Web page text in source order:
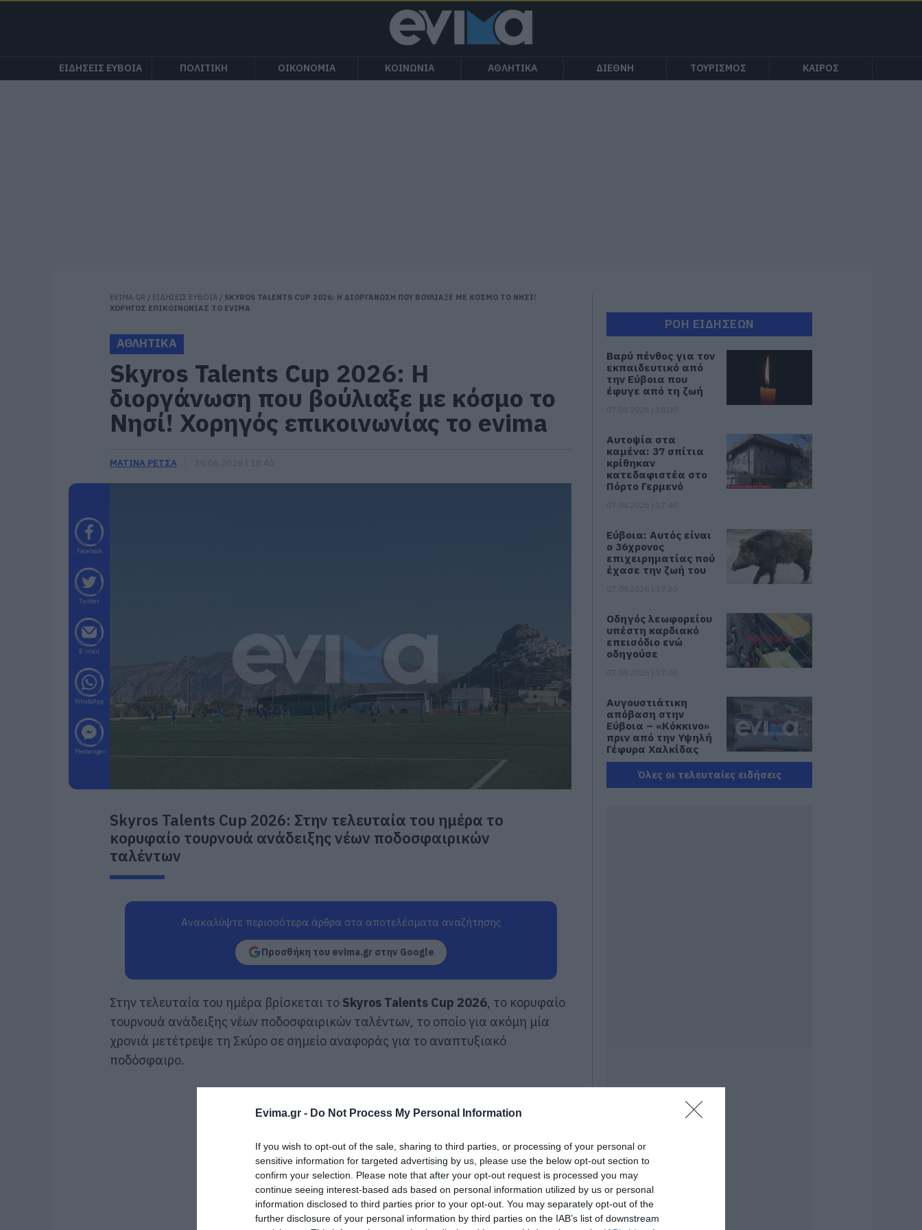
Evima.gr - Do Not Process My Personal Information
If you wish to opt-out of the sale, sharing to third parties, or processing of your personal or
sensitive information for targeted advertising by us, please use the below opt-out section to
confirm your selection. Please note that after your opt-out request is processed you may
continue seeing interest-based ads based on personal information utilized by us or personal
information disclosed to third parties prior to your opt-out. You may separately opt-out of the
further disclosure of your personal information by third parties on the IAB’s list of downstream
ΕΙΔΗΣΕΙΣ ΕΥΒΟΙΑ ΠΟΛΙΤΙΚΗ ΟΙΚΟΝΟΜΙΑ ΚΟΙΝΩΝΙΑ ΑΘΛΗΤΙΚΑ ΔΙΕΘΝΗ ΤΟΥΡΙΣΜΟΣ ΚΑΙΡΟΣ
EVIMA.GR / ΕΙΔΗΣΕΙΣ ΕΥΒΟΙΑ / SKYROS TALENTS CUP 2026: Η ΔΙΟΡΓΑΝΩΣΗ ΠΟΥ ΒΟΥΛΙΑΞΕ ΜΕ ΚΟΣΜΟ ΤΟ ΝΗΣΙ!
ΧΟΡΗΓΟΣ ΕΠΙΚΟΙΝΩΝΙΑΣ ΤΟ EVIMA
ΑΘΛΗΤΙΚΑ
Skyros Talents Cup 2026: Η
διοργάνωση που βούλιαξε με κόσμο το
Νησί! Χορηγός επικοινωνίας το evima
ΜΑΤΙΝΑ ΡΕΤΣΑ
Facebook
Twitter
E-mail
WhatsApp
Messenger
Skyros Talents Cup 2026: Στην τελευταία του ημέρα το
κορυφαίο τουρνουά ανάδειξης νέων ποδοσφαιρικών
ταλέντων
Ανακαλύψτε περισσότερα άρθρα στα αποτελέσματα αναζήτησης
Προσθήκη του evima.gr στην Google
Στην τελευταία του ημέρα βρίσκεται το Skyros Talents Cup 2026, το κορυφαίο
τουρνουά ανάδειξης νέων ποδοσφαιρικών ταλέντων, το οποίο για ακόμη μία
χρονιά μετέτρεψε τη Σκύρο σε σημείο αναφοράς για το αναπτυξιακό
ποδόσφαιρο.
ΡΟΗ ΕΙΔΗΣΕΩΝ
Βαρύ πένθος για τον
εκπαιδευτικό από
την Εύβοια που
έφυγε από τη ζωή
Αυτοψία στα
καμένα: 37 σπίτια
κρίθηκαν
κατεδαφιστέα στο
Πόρτο Γερμενό
Εύβοια: Αυτός είναι
ο 36χρονος
επιχειρηματίας πού
έχασε την ζωή του
Οδηγός λεωφορείου
υπέστη καρδιακό
επεισόδιο ενώ
οδηγούσε
Αυγουστιάτικη
απόβαση στην
Εύβοια – «Κόκκινο»
πριν από την Υψηλή
Γέφυρα Χαλκίδας
07.08.2026 | 16:45
Εικόνες ντροπής
στην Εύβοια: Πετούν
ογκώδη αντικείμενα
07.08.2026 | 15:45
Σκύρος: Επέστρεψαν
στην Εύβοια οι
πυροσβέστες που
έδωσαν μάχη με τις
φλόγες – Έφτασαν
Όλες οι τελευταίες ειδήσεις